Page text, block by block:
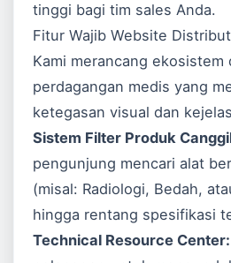
tinggi bagi tim sales Anda.
Fitur Wajib Website
Kami merancang ekosistem
perdagangan medis yang
ketegasan visual dan
Sistem Filter Produk
pengunjung mencari alat
(misal: Radiologi, Bedah,
hingga rentang spesifikasi
Technical Resource Center: